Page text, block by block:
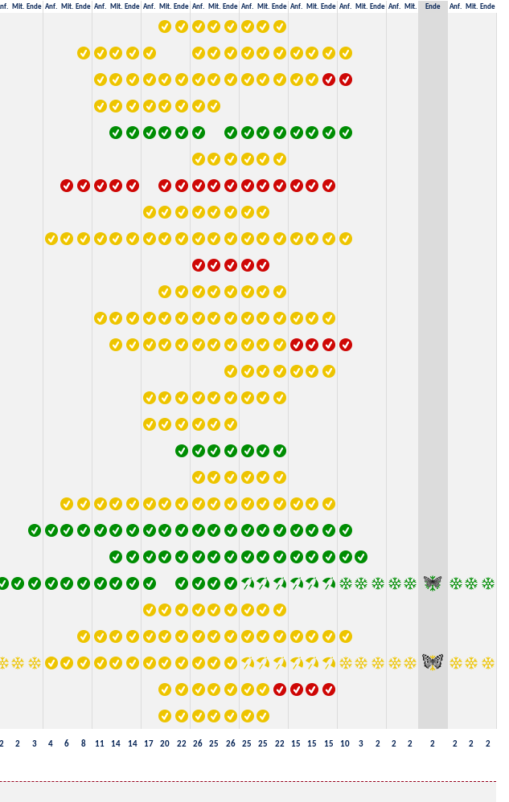
Mit. Ende Anf. Mit. Ende Anf. Mit. Ende Anf. Mit. Ende Anf. Mit. Ende Anf. Mit. Ende Anf. Mit. Ende Anf. Mit. Ende Anf. Mit. Ende Anf. Mit. Ende
2 2 3 4 6 8 11 14 14 17 20 22 26 25 26 25 25 22 15 15 15 10 3 2 2 2 2 2 2 2